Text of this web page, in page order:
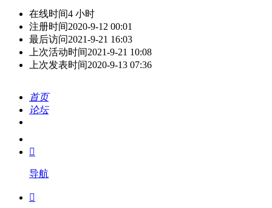
在线时间4 小时
注册时间2020-9-12 00:01
最后访问2021-9-21 16:03
上次活动时间2021-9-21 10:08
上次发表时间2020-9-13 07:36
首页
论坛
我的

导航
